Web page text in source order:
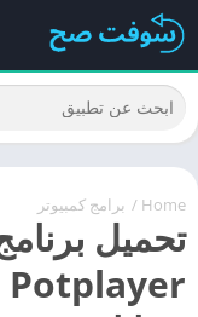
Home
/ برامج كمبيوتر